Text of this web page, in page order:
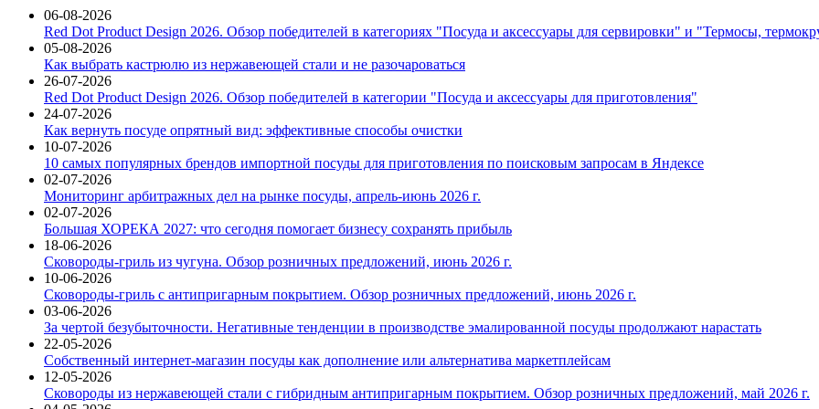
06-08-2026
Red Dot Product Design 2026. Обзор победителей в категориях "Посуда и аксессуары для сервировки" и "Термосы,
05-08-2026
Как выбрать кастрюлю из нержавеющей стали и не разочароваться
26-07-2026
Red Dot Product Design 2026. Обзор победителей в категории "Посуда и аксессуары для приготовления"
24-07-2026
Как вернуть посуде опрятный вид: эффективные способы очистки
10-07-2026
10 самых популярных брендов импортной посуды для приготовления по поисковым запросам в Яндексе
02-07-2026
Мониторинг арбитражных дел на рынке посуды, апрель-июнь 2026 г.
02-07-2026
Большая ХОРЕКА 2027: что сегодня помогает бизнесу сохранять прибыль
18-06-2026
Сковороды-гриль из чугуна. Обзор розничных предложений, июнь 2026 г.
10-06-2026
Сковороды-гриль с антипригарным покрытием. Обзор розничных предложений, июнь 2026 г.
03-06-2026
За чертой безубыточности. Негативные тенденции в производстве эмалированной посуды продолжают нарастать
22-05-2026
Собственный интернет-магазин посуды как дополнение или альтернатива маркетплейсам
12-05-2026
Сковороды из нержавеющей стали с гибридным антипригарным покрытием. Обзор розничных предложений, май 2026 г.